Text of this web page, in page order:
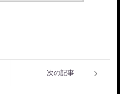
次の記事